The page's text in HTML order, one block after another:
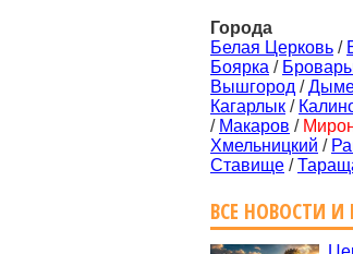
Города
Белая Церковь /
Боярка /
Вышгород /
Кагарлык /
/ Макаров /
Хмельницкий /
Ставище /
ВСЕ НОВОСТИ И